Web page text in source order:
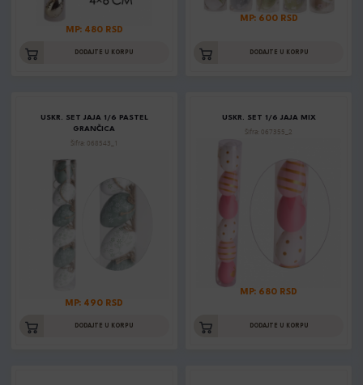
MP: 480 RSD
DODAJTE U KORPU
MP: 600 RSD
DODAJTE U KORPU
USKR. SET JAJA 1/6 PASTEL
GRANČICA
Šifra: 068543_1
MP: 490 RSD
DODAJTE U KORPU
USKR. SET 1/6 JAJA MIX
Šifra: 067355_2
MP: 680 RSD
DODAJTE U KORPU